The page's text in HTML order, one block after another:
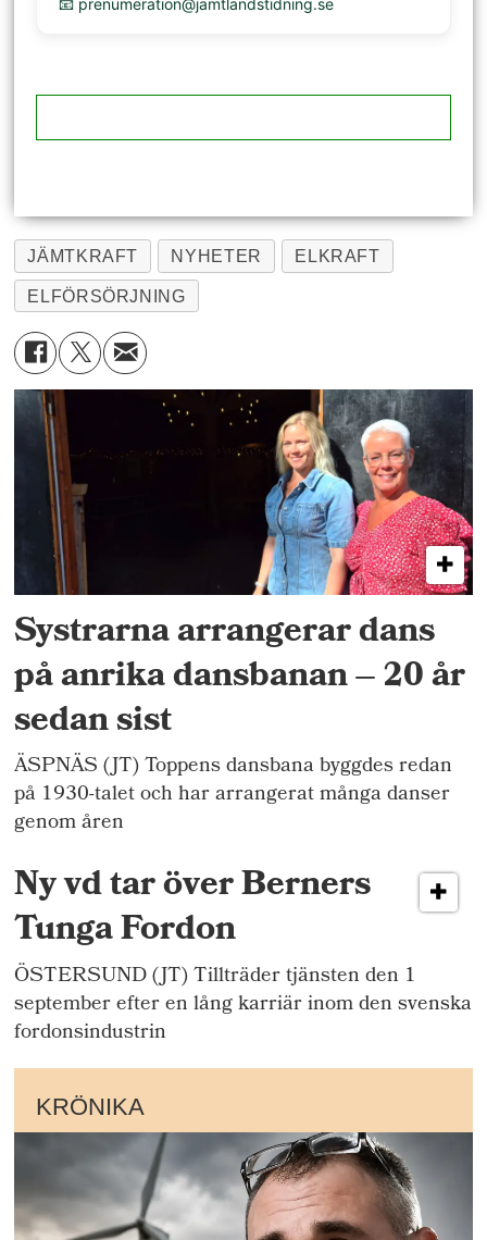
JÄMTKRAFT NYHETER ELKRAFT
ELFÖRSÖRJNING
Systrarna arrangerar dans
på anrika dansbanan – 20 år
sedan sist
ÄSPNÄS (JT) Toppens dansbana byggdes redan
på 1930-talet och har arrangerat många danser
genom åren
Ny vd tar över Berners
Tunga Fordon
ÖSTERSUND (JT) Tillträder tjänsten den 1
september efter en lång karriär inom den svenska
fordonsindustrin
KRÖNIKA